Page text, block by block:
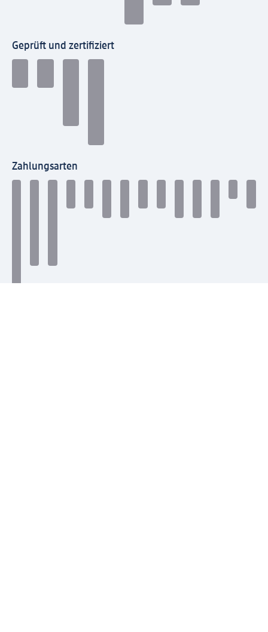
Geprüft und zertifiziert
Zahlungsarten